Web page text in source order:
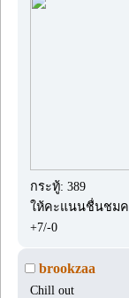
กระทู้: 389
ให้คะแนนชื่นชม
+7/-0
brookzaa
Chill out